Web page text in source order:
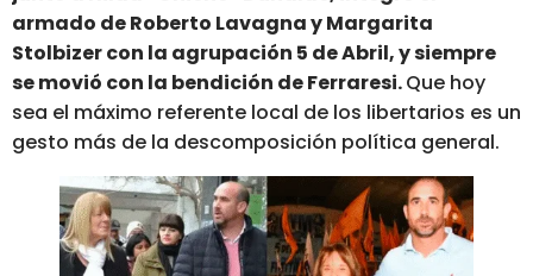
armado de Roberto Lavagna y Margarita
Stolbizer con la agrupación 5 de Abril, y siempre
se movió con la bendición de Ferraresi.Que hoy
sea el máximo referente local de los libertarios es un
gesto más de la descomposición política general.